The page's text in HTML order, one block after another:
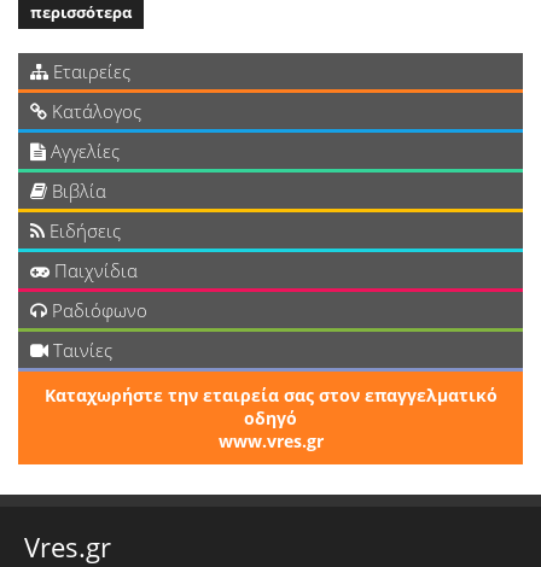
περισσότερα
Εταιρείες
Κατάλογος
Αγγελίες
Βιβλία
Ειδήσεις
Παιχνίδια
Ραδιόφωνο
Ταινίες
Καταχωρήστε την εταιρεία σας στον επαγγελματικό
οδηγό
www.vres.gr
Vres.gr